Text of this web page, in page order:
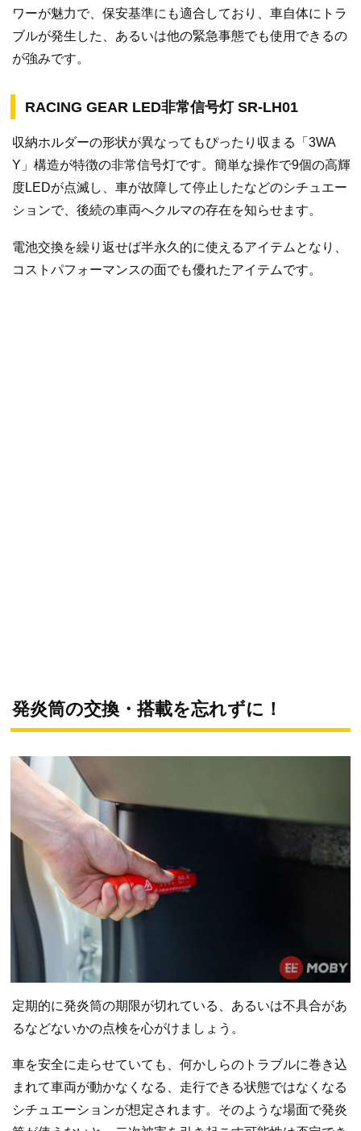
ワーが魅力で、保安基準にも適合しており、車自体にトラ
ブルが発生した、あるいは他の緊急事態でも使用できるの
が強みです。
RACING GEAR LED非常信号灯 SR‐LH01
収納ホルダーの形状が異なってもぴったり収まる「3WA
Y」構造が特徴の非常信号灯です。簡単な操作で9個の高輝
度LEDが点滅し、車が故障して停止したなどのシチュエー
ションで、後続の車両へクルマの存在を知らせます。
電池交換を繰り返せば半永久的に使えるアイテムとなり、
コストパフォーマンスの面でも優れたアイテムです。
発炎筒の交換・搭載を忘れずに！
定期的に発炎筒の期限が切れている、あるいは不具合があ
るなどないかの点検を心がけましょう。
車を安全に走らせていても、何かしらのトラブルに巻き込
まれて車両が動かなくなる、走行できる状態ではなくなる
シチュエーションが想定されます。そのような場面で発炎